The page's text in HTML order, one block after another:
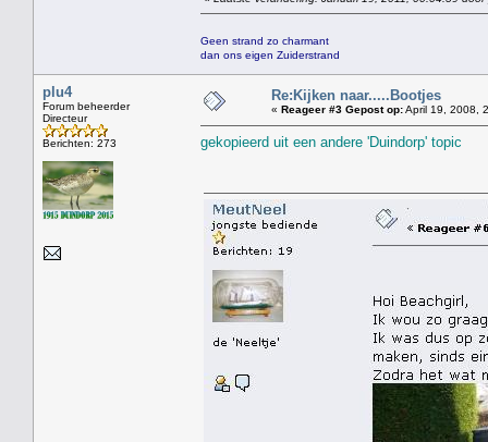
Geen strand zo charmant
dan ons eigen Zuiderstrand
plu4
Forum beheerder
Directeur
Berichten: 273
Re:Kijken naar.....Bootjes
« Reageer #3 Gepost op:April 19, 2008,
gekopieerd uit een andere 'Duindorp' topic